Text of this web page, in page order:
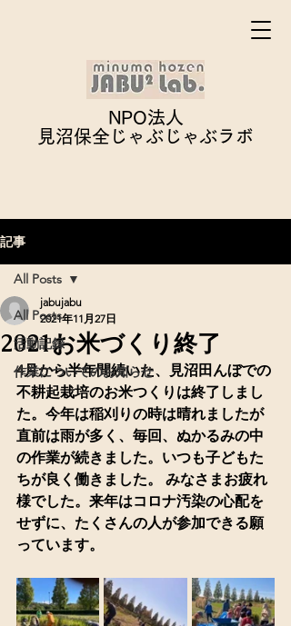
NPO法人
見沼保全じゃぶじゃぶラボ
記事
All Posts
活動記録
作業についてのお知らせ
All Posts
2021お米づくり終了
jabujabu
2021年11月27日
4月から半年間続いた、見沼田んぼでの
不耕起栽培のお米つくりは終了しまし
た。今年は稲刈りの時は晴れましたが
直前は雨が多く、毎回、ぬかるみの中
の作業が続きました。いつも子どもた
ちが良く働きました。 みなさまお疲れ
様でした。来年はコロナ汚染の心配を
せずに、たくさんの人が参加できる願
っています。